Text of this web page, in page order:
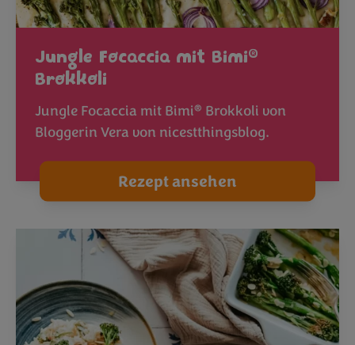
Jungle Focaccia mit Bimi®
Brokkoli
Jungle Focaccia mit Bimi® Brokkoli von
Bloggerin Vera von nicestthingsblog.
Rezept ansehen